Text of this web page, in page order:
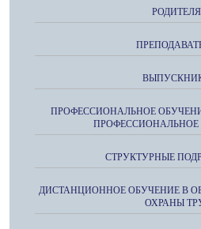
ПРОФЕССИОНАЛЬНОЕ
ПРОФЕССИОНАЛЬНОЕ
СТРУКТУРНЫЕ
ДИСТАНЦИОННОЕ ОБУЧЕНИЕ В
ОХРАНЫ